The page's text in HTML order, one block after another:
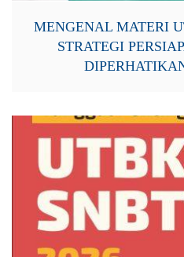
MENGENAL MATERI
STRATEGI